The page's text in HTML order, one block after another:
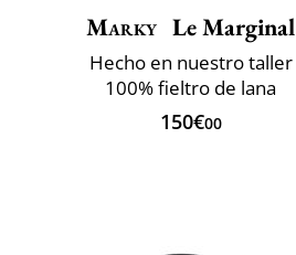
Marky Le Marginal
Hecho en nuestro taller
100% fieltro de lana
150€00